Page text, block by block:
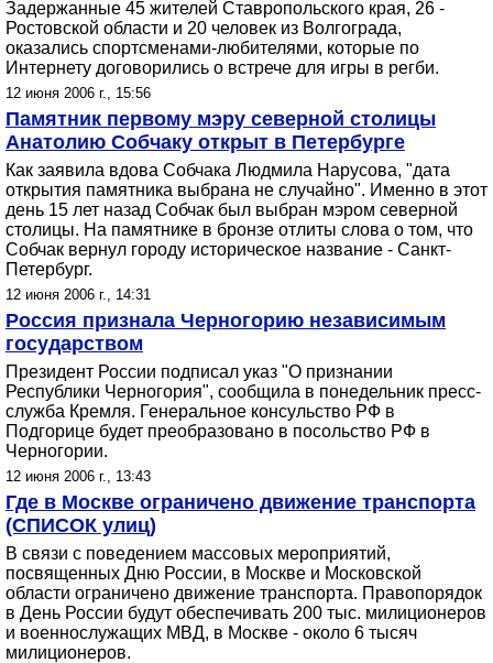
Задержанные 45 жителей Ставропольского края, 26 -
Ростовской области и 20 человек из Волгограда,
оказались cпортсменами-любителями, которые по
Интернету договорились о встрече для игры в регби.
12 июня 2006 г., 15:56
Памятник первому мэру северной столицы
Анатолию Собчаку открыт в Петербурге
Как заявила вдова Собчака Людмила Hарусова, "дата
открытия памятника выбрана не случайно". Именно в этот
день 15 лет назад Собчак был выбран мэром северной
столицы. На памятнике в бронзе отлиты слова о том, что
Собчак вернул городу историческое название - Санкт-
Петербург.
12 июня 2006 г., 14:31
Россия признала Черногорию независимым
государством
Президент России подписал указ "О признании
Республики Черногория", сообщила в понедельник пресс-
служба Кремля. Генеральное консульство РФ в
Подгорице будет преобразовано в посольство РФ в
Черногории.
12 июня 2006 г., 13:43
Где в Москве ограничено движение транспорта
(СПИСОК улиц)
В связи с поведением массовых мероприятий,
посвященных Дню России, в Москве и Московской
области ограничено движение транспорта. Правопорядок
в День России будут обеспечивать 200 тыс. милиционеров
и военнослужащих МВД, в Москве - около 6 тысяч
милиционеров.